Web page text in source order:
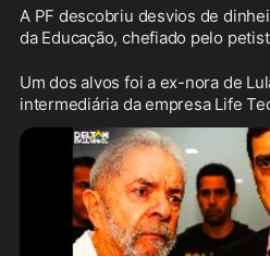
A PF descobriu desvios de
da Educação, chefiado pelo
Um dos alvos foi a ex-nora de
intermediária da empresa Life